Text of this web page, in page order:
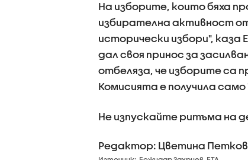
На изборите, които бяха
избирателна активност от
исторически избори",
дал своя принос за
отбеляза, че изборите са
Комисията е получила само
Не изпускайте ритъма на
Редактор: Цветина